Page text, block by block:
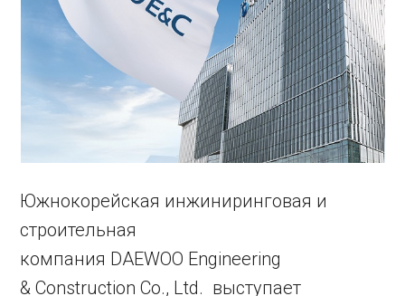
Южнокорейская инжиниринговая и
строительная
компания DAEWOO Engineering
& Construction Co., Ltd. выступает